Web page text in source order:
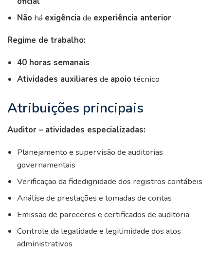
Não há exigência de experiência anterior
Regime de trabalho:
40 horas semanais
Atividades auxiliares de apoio técnico
Atribuições principais
Auditor – atividades especializadas:
Planejamento e supervisão de auditorias
governamentais
Verificação da fidedignidade dos registros contábeis
Análise de prestações e tomadas de contas
Emissão de pareceres e certificados de auditoria
Controle da legalidade e legitimidade dos atos
administrativos